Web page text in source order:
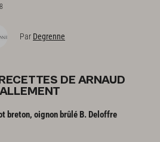
Par Degrenne
DE ARNAUD
breton, oignon brûlé B. Deloffre